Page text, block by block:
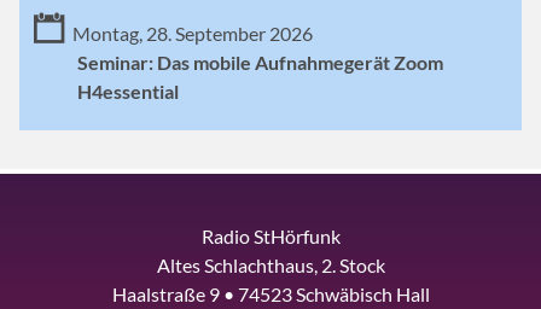
Montag, 28. September 2026
Seminar: Das mobile Aufnahmegerät Zoom
H4essential
Radio StHörfunk
Altes Schlachthaus, 2. Stock
Haalstraße 9 • 74523 Schwäbisch Hall